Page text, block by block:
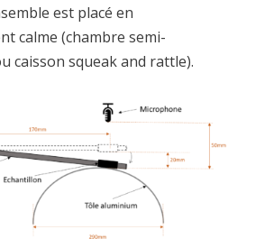
est placé en
calme (chambre semi-
caisson squeak and rattle).